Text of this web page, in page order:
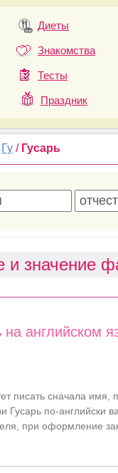
Диеты
Знакомства
Тесты
Праздник
Гу / Гусарь
и значение
английском
писать сначала имя,
по-английски
при оформление